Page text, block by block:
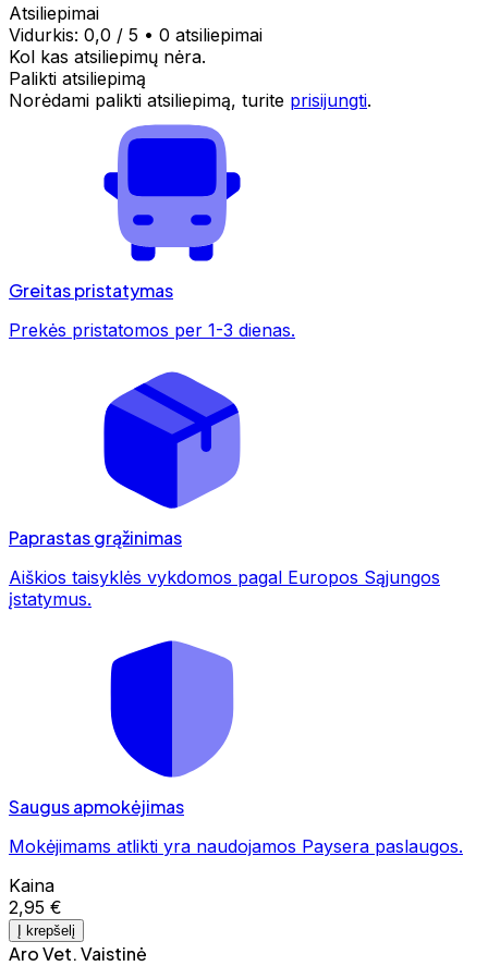
Atsiliepimai
Vidurkis: 0,0 / 5 • 0 atsiliepimai
Kol kas atsiliepimų nėra.
Palikti atsiliepimą
Norėdami palikti atsiliepimą, turite prisijungti.
Greitas pristatymas
Prekės pristatomos per 1-3 dienas.
Paprastas grąžinimas
Aiškios taisyklės vykdomos pagal Europos Sąjungos
įstatymus.
Saugus apmokėjimas
Mokėjimams atlikti yra naudojamos Paysera paslaugos.
Kaina
2,95 €
Į krepšelį
Aro Vet. Vaistinė